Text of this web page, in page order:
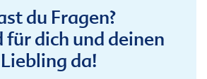
du Fragen?
dich und deinen
Liebling da!